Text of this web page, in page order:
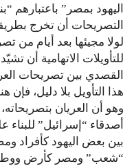
اليهود بمصر” باعتبارهم
التصريحات أن تخرج
لولا مجيئها بعد أيام من
للتأويلات الاتهامية أن
القصدي بين تصريحات
هذا التأويل بلا دليل،
وهو أن العريان
أصدقاء “إسرائيل” للبناء
بين بعض اليهود كأفراد
“شعب” ومصر كأرض